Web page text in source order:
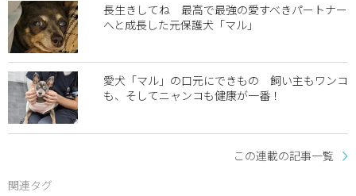
長生きしてね 最高で最強の愛すべきパートナー
へと成長した元保護犬「マル」
愛犬「マル」の口元にできもの 飼い主もワンコ
も、そしてニャンコも健康が一番！
この連載の記事一覧
関連タグ